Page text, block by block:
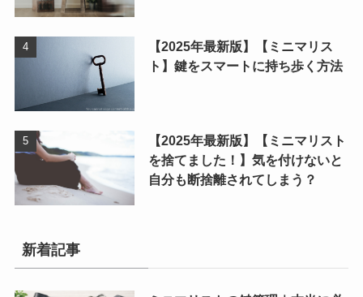
【2025年最新版】【ミニマリス
ト】鍵をスマートに持ち歩く方法
【2025年最新版】【ミニマリスト
を捨てました！】気を付けないと
自分も断捨離されてしまう？
新着記事